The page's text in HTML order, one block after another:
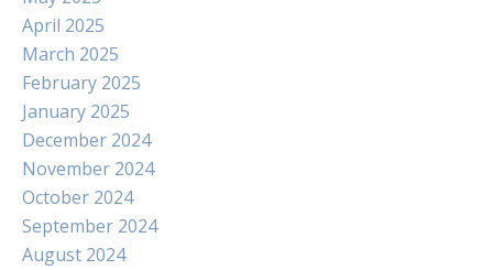
April 2025
March 2025
February 2025
January 2025
December 2024
November 2024
October 2024
September 2024
August 2024